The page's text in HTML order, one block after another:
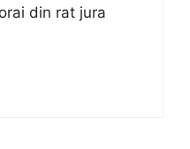
din rat jura